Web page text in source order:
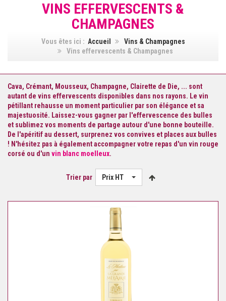
VINS EFFERVESCENTS &
CHAMPAGNES
Vous êtes ici : Accueil
Vins & Champagnes
Vins effervescents & Champagnes
Cava, Crémant, Mousseux, Champagne, Clairette de Die, ... sont
autant de vins effervescents disponibles dans nos rayons. Le vin
pétillant rehausse un moment particulier par son élégance et sa
majestuosité. Laissez-vous gagner par l'effervescence des bulles
et sublimez vos moments de partage autour d'une bonne bouteille.
De l'apéritif au dessert, surprenez vos convives et places aux bulles
! N'hésitez pas à également accompagner votre repas d'un vin rouge
corsé ou d'un vin blanc moelleux.
Trier par Prix HT